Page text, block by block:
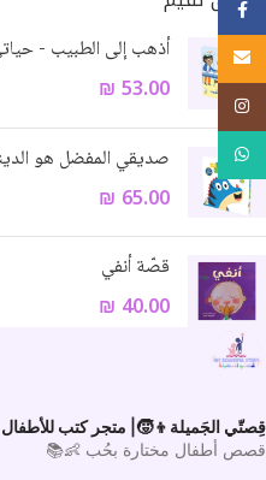
أذهب إلى الطبيب -
₪53.00
صديقي المفضل هو
₪ 65.00
قصّة أنفي
₪ 40.00
قِصتّي الجَميلة👦🧒| متجر كتب للأطفال
قصص أطفال مختارة بحُب 👶📚
Facebook
Email
Instagram
WhatsApp